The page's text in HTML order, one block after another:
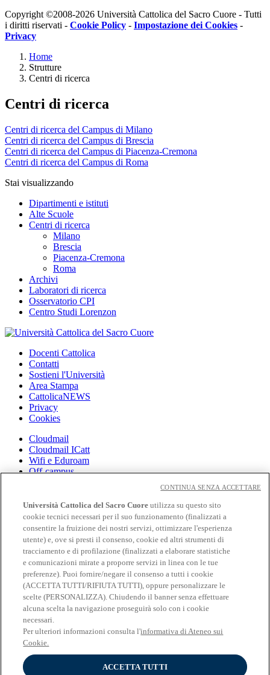
Copyright ©2008-2026 Università Cattolica del Sacro Cuore - Tutti
i diritti riservati - Cookie Policy - Impostazione dei Cookies -
Privacy
Home
Strutture
Centri di ricerca
Centri di ricerca
Centri di ricerca del Campus di Milano
Centri di ricerca del Campus di Brescia
Centri di ricerca del Campus di Piacenza-Cremona
Centri di ricerca del Campus di Roma
Stai visualizzando
Dipartimenti e istituti
Alte Scuole
Centri di ricerca
Milano
Brescia
Piacenza-Cremona
Roma
Archivi
Laboratori di ricerca
Osservatorio CPI
Centro Studi Lorenzon
Docenti Cattolica
Contatti
Sostieni l'Università
Area Stampa
CattolicaNEWS
Privacy
Cookies
Cloudmail
Cloudmail ICatt
Wifi e Eduroam
Off-campus
Biblioteca
Librerie
EduCatt
CV Online
Albo Fornitori
Bandi e Gare
Verifica certificati e autocertificazioni
Seguici su:
Seguici su Facebook
Seguici su 𝕏
Seguici su Linkedin
Seguici su Youtube
Seguici su Instagram
Università Cattolica del Sacro Cuore utilizza su questo sito
cookie tecnici necessari per il suo funzionamento (finalizzati a
consentire la fruizione dei nostri servizi, ottimizzare l'esperienza
utente) e, ove si presti il consenso, cookie ed altri strumenti di
tracciamento e di profilazione (finalizzati a elaborare statistiche
e comunicazioni mirate a proporre servizi in linea con le tue
preferenze). Puoi fornire/negare il consenso a tutti i cookie
(ACCETTA TUTTI/RIFIUTA TUTTI), oppure personalizzare le
scelte (PERSONALIZZA). Chiudendo il banner senza effettuare
alcuna scelta la navigazione proseguirà solo con i cookie
necessari.
Per ulteriori informazioni consulta l'informativa di Ateneo sui
Cookie.
ACCETTA TUTTI
CONTINUA SENZA ACCETTARE